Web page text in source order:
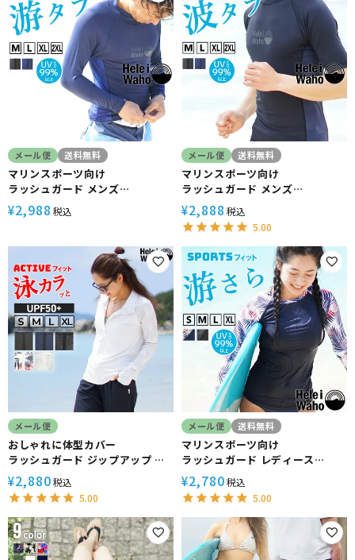
メール便 送料無料
マリンスポーツ向け
ラッシュガード メンズ
HeleiWaho ヘレイワホ 長袖
UPF50+ で UVカット 大きいサ
スーツ の インナー
¥2,988 税込
メール便 送料無料
マリンスポーツ向け
ラッシュガード メンズ
HeleiWaho ヘレイワホ 半袖
UPF50+ で UVカット 大きいサ
イズ 対応 サーフィン や ウェット
スーツ の インナー
¥2,888 税込
5.00
メール便
おしゃれに体型カバー
ラッシュガード ジップアップ レ
ディース フードなし
HeleiWaho ヘレイワホ
UPF50+ UVカット 体型カバー
日焼け対策 接触冷感 プール 海
¥2,880税込
5.00
メール便 送料無料
マリンスポーツ向け
ラッシュガード レディース
HeleiWaho ヘレイワホ 長袖 プ
ルオーバー UPF50+ で UVカッ
ト 大きいサイズ 対応 サーフィン
や ウェットスーツ
¥2,780税込
5.00